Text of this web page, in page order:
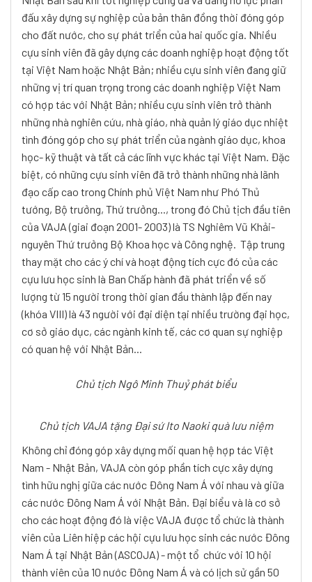
đấu xây dựng sự nghiệp của bản thân đồng thời đóng góp
cho đất nước, cho sự phát triển của hai quốc gia. Nhiều
cựu sinh viên đã gây dựng các doanh nghiệp hoạt động tốt
tại Việt Nam hoặc Nhật Bản; nhiều cựu sinh viên đang giữ
những vị trí quan trọng trong các doanh nghiệp Việt Nam
có hợp tác với Nhật Bản; nhiều cựu sinh viên trở thành
những nhà nghiên cứu, nhà giáo, nhà quản lý giáo dục nhiệt
tình đóng góp cho sự phát triển của ngành giáo dục, khoa
học- kỹ thuật và tất cả các lĩnh vực khác tại Việt Nam. Đặc
biệt, có những cựu sinh viên đã trở thành những nhà lãnh
đạo cấp cao trong Chính phủ Việt Nam như Phó Thủ
tướng, Bộ trưởng, Thứ trưởng..., trong đó Chủ tịch đầu tiên
của VAJA (giai đoạn 2001- 2003) là TS Nghiêm Vũ Khải-
nguyên Thứ trưởng Bộ Khoa học và Công nghệ. Tập trung
thay mặt cho các ý chí và hoạt động tích cực đó của các
cựu lưu học sinh là Ban Chấp hành đã phát triển về số
lượng từ 15 người trong thời gian đầu thành lập đến nay
(khóa VIII) là 43 người với đại diện tại nhiều trường đại học,
cơ sở giáo dục, các ngành kinh tế, các cơ quan sự nghiệp
có quan hệ với Nhật Bản...
Chủ tịch Ngô Minh Thuỷ phát biểu
Chủ tịch VAJA tặng Đại sứ Ito Naoki quà lưu niệm
Không chỉ đóng góp xây dựng mối quan hệ hợp tác Việt
Nam - Nhật Bản, VAJA còn góp phần tích cực xây dựng
tình hữu nghị giữa các nước Đông Nam Á với nhau và giữa
các nước Đông Nam Á với Nhật Bản. Đại biểu và là cơ sở
cho các hoạt động đó là việc VAJA được tổ chức là thành
viên của Liên hiệp các hội cựu lưu học sinh các nước Đông
Nam Á tại Nhật Bản (ASCOJA) - một tổ chức với 10 hội
thành viên của 10 nước Đông Nam Á và có lịch sử gần 50